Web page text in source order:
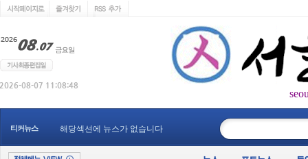
티커뉴스 해당섹션에 뉴스가 없습니다